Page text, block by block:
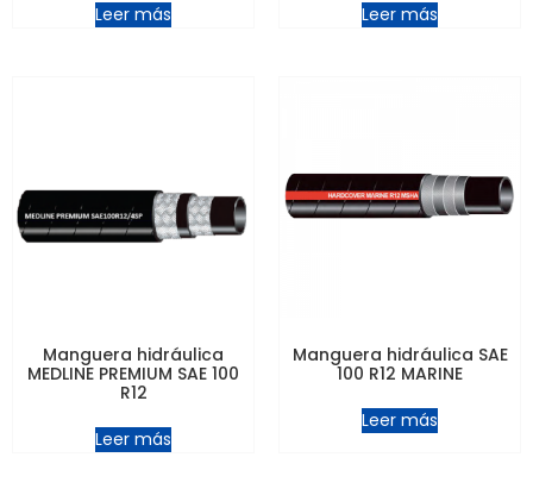
Leer más
Leer más
Manguera hidráulica
MEDLINE PREMIUM SAE 100
R12
Leer más
Manguera hidráulica SAE
100 R12 MARINE
Leer más